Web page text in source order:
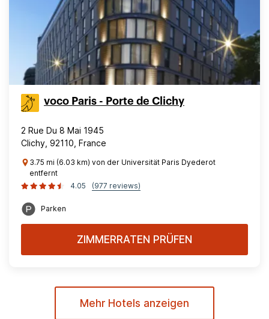
voco Paris - Porte de Clichy
2 Rue Du 8 Mai 1945
Clichy, 92110, France
3.75 mi (6.03 km) von der Universität Paris Dyederot
entfernt
4.05
(977 reviews)
Parken
ZIMMERRATEN PRÜFEN
Mehr Hotels anzeigen